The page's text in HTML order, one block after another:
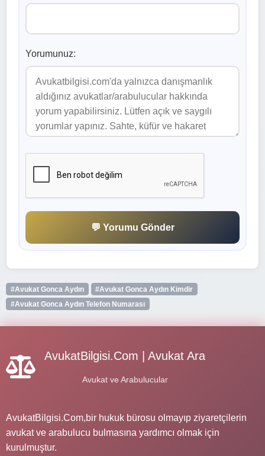
Yorumunuz:
💬 Yorumu Gönder
#Avukat Gonca Aydın
#Avukat Gonca Aydın Kimdir
#Avukat Gonca Aydın Telefon Numarası
AvukatBilgisi.Com | Avukat Ara
Avukat ve Arabulucular
AvukatBilgisi.Com,bir hukuk bürosu olmayıp ziyaretçilerin
avukat ve arabulucu bulmasına yardımcı olmak için
kurulmuştur.